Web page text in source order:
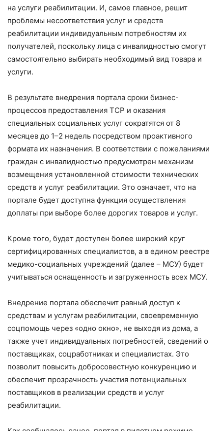
на услуги реабилитации. И, самое главное, решит
проблемы несоответствия услуг и средств
реабилитации индивидуальным потребностям их
получателей, поскольку лица с инвалидностью смогут
самостоятельно выбирать необходимый вид товара и
услуги.
В результате внедрения портала сроки бизнес-
процессов предоставления ТСР и оказания
специальных социальных услуг сократятся от 8
месяцев до 1–2 недель посредством проактивного
формата их назначения. В соответствии с пожеланиями
граждан с инвалидностью предусмотрен механизм
возмещения установленной стоимости технических
средств и услуг реабилитации. Это означает, что на
портале будет доступна функция осуществления
доплаты при выборе более дорогих товаров и услуг.
Кроме того, будет доступен более широкий круг
сертифицированных специалистов, а в едином реестре
медико-социальных учреждений (далее – МСУ) будет
учитываться оснащенность и загруженность всех МСУ.
Внедрение портала обеспечит равный доступ к
средствам и услугам реабилитации, своевременную
соцпомощь через «одно окно», не выходя из дома, а
также учет индивидуальных потребностей, сведений о
поставщиках, соцработниках и специалистах. Это
позволит повысить добросовестную конкуренцию и
обеспечит прозрачность участия потенциальных
поставщиков в реализации средств и услуг
реабилитации.